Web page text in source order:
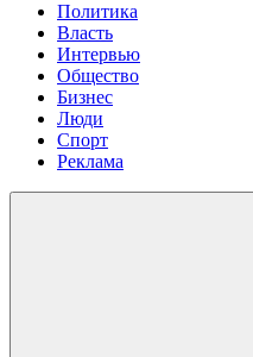
Политика
Власть
Интервью
Общество
Бизнес
Люди
Спорт
Реклама